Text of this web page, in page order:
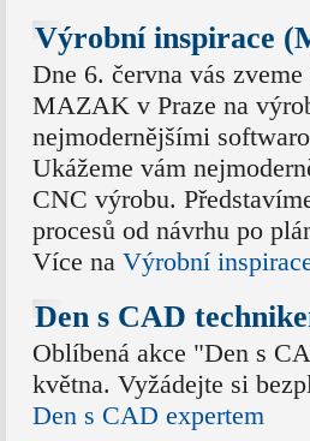
Výrobní inspirace
Dne 6. června vás
MAZAK v Praze na
nejmodernějšími
Ukážeme vám
CNC výrobu.
procesů od návrhu po
Více na Výrobní
Den s CAD
Oblíbená akce "Den s
května. Vyžádejte si
Den s CAD expertem